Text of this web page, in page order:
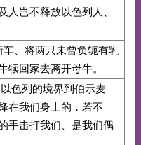
人岂不释放以色列人、
、将两只未曾负轭有乳
犊回家去离开母牛。
色列的境界到伯示麦
在我们身上的．若不
手击打我们、是我们偶